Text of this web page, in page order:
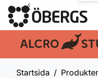
En del av:
Startsida Produkter